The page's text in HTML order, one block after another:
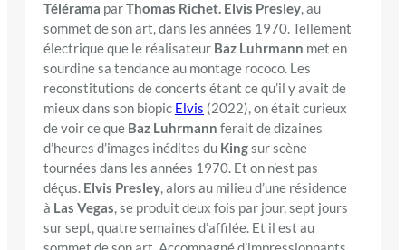
Télérama parThomas Richet. Elvis Presley, au
sommet de son art, dans les années 1970. Tellement
électrique que le réalisateur Baz Luhrmann met en
sourdine sa tendance au montage rococo. Les
reconstitutions de concerts étant ce qu’il y avait de
mieux dans son biopic Elvis (2022), on était curieux
de voir ce que Baz Luhrmann ferait de dizaines
d’heures d’images inédites du Kingsur scène
tournées dans les années 1970. Et on n’est pas
déçus. Elvis Presley, alors au milieu d’une résidence
à Las Vegas, se produit deux fois par jour, sept jours
sur sept, quatre semaines d’affilée. Et il est au